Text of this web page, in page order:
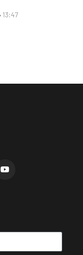
13:47